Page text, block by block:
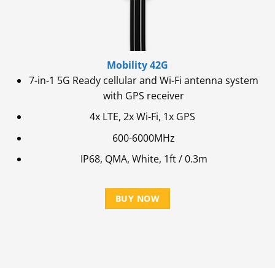
Mobility 42G
7-in-1 5G Ready cellular and Wi-Fi antenna system
with GPS receiver
4x LTE, 2x Wi-Fi, 1x GPS
600-6000MHz
IP68, QMA, White, 1ft / 0.3m
BUY NOW